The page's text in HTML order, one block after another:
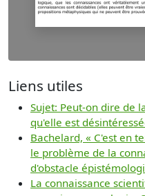
Liens utiles
Sujet: Peut-on dire de
qu'elle est
Bachelard, « C'est en
le problème de la
d'obstacle
La connaissance